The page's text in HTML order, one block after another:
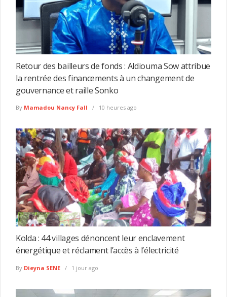
Retour des bailleurs de fonds : Aldiouma Sow attribue
la rentrée des financements à un changement de
gouvernance et raille Sonko
By Mamadou Nancy Fall 10 heures ago
Kolda : 44 villages dénoncent leur enclavement
énergétique et réclament l’accès à l’électricité
By Dieyna SENE 1 jour ago